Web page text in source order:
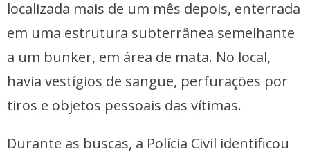
localizada mais de um mês depois, enterrada
em uma estrutura subterrânea semelhante
a um bunker, em área de mata. No local,
havia vestígios de sangue, perfurações por
tiros e objetos pessoais das vítimas.
Durante as buscas, a Polícia Civil identificou